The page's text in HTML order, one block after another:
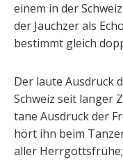
einem in der
der Jauchzer als
bestimmt gleich
Der laute Ausdruck
Schweiz seit langer
tane Ausdruck der
hört ihn beim
aller